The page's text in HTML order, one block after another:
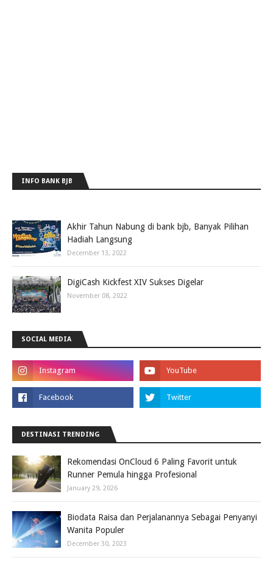
INFO BANK BJB
Akhir Tahun Nabung di bank bjb, Banyak Pilihan
Hadiah Langsung
December 13, 2022
DigiCash Kickfest XIV Sukses Digelar
November 08, 2022
SOCIAL MEDIA
DESTINASI TRENDING
Rekomendasi OnCloud 6 Paling Favorit untuk
Runner Pemula hingga Profesional
January 29, 2026
Biodata Raisa dan Perjalanannya Sebagai Penyanyi
Wanita Populer
December 30, 2023